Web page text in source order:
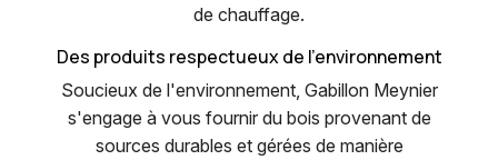
de chauffage.
Des produits respectueux de l'environnement
Soucieux de l'environnement, Gabillon Meynier
s'engage à vous fournir du bois provenant de
sources durables et gérées de manière